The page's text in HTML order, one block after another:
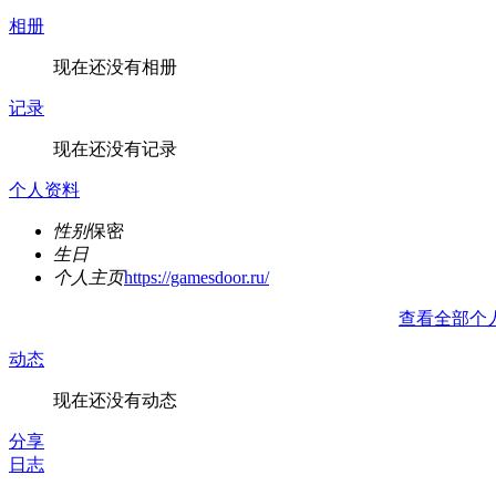
相册
现在还没有相册
记录
现在还没有记录
个人资料
性别保密
生日
个人主页https://gamesdoor.ru/
查看全部个
动态
现在还没有动态
分享
日志